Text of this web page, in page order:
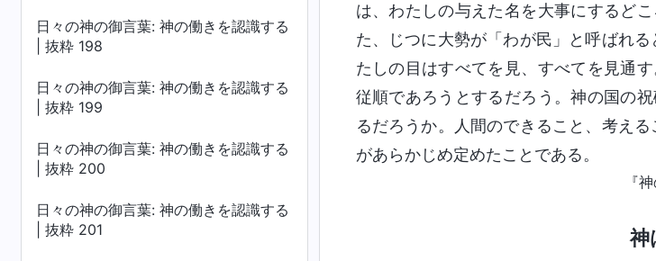
日々の神の御言葉: 神の働きを認識する
| 抜粋 198
日々の神の御言葉: 神の働きを認識する
| 抜粋 199
日々の神の御言葉: 神の働きを認識する
| 抜粋 200
日々の神の御言葉: 神の働きを認識する
| 抜粋 201
は、わたしの与えた名を大事にするど
た、じつに大勢が「わが民」と呼ばれ
たしの目はすべてを見、すべてを見通
従順であろうとするだろう。神の国の
るだろうか。人間のできること、考え
があらかじめ定めたことである。
『
神